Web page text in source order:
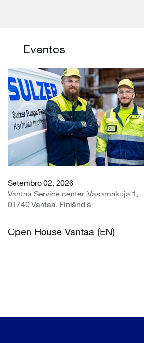
Eventos
Setembro 02, 2026
Vantaa Service center, Vasamakuja 1,
01740 Vantaa, Finlândia
Open House Vantaa (EN)